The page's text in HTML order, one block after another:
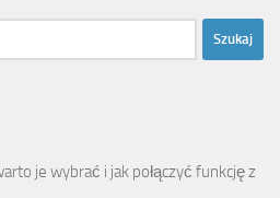
je wybrać i jak połączyć funkcję z